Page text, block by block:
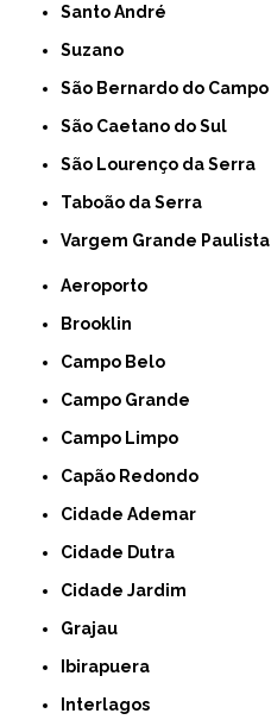
Santo André
Suzano
São Bernardo do Campo
São Caetano do Sul
São Lourenço da Serra
Taboão da Serra
Vargem Grande Paulista
Aeroporto
Brooklin
Campo Belo
Campo Grande
Campo Limpo
Capão Redondo
Cidade Ademar
Cidade Dutra
Cidade Jardim
Grajau
Ibirapuera
Interlagos